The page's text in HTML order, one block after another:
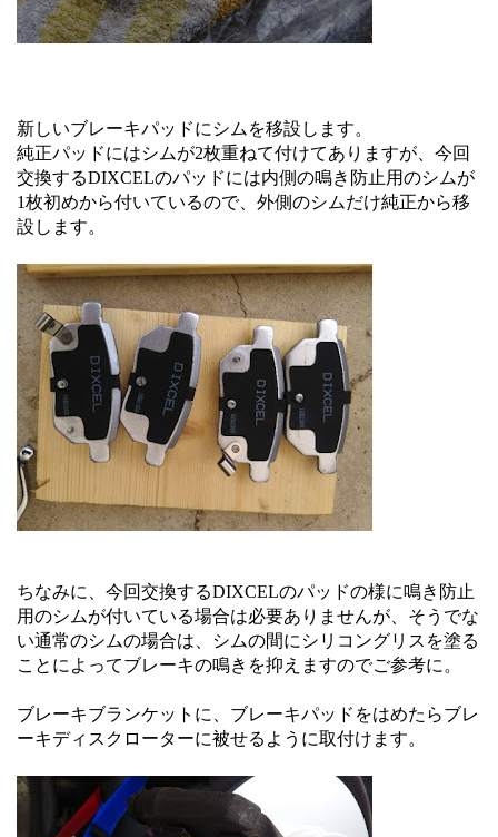
新しいブレーキパッドにシムを移設します。
純正パッドにはシムが2枚重ねて付けてありますが、今回
交換するDIXCELのパッドには内側の鳴き防止用のシムが
1枚初めから付いているので、外側のシムだけ純正から移
設します。
ちなみに、今回交換するDIXCELのパッドの様に鳴き防止
用のシムが付いている場合は必要ありませんが、そうでな
い通常のシムの場合は、シムの間にシリコングリスを塗る
ことによってブレーキの鳴きを抑えますのでご参考に。
ブレーキブランケットに、ブレーキパッドをはめたらブレ
ーキディスクローターに被せるように取付けます。